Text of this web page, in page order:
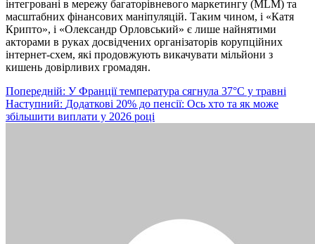
інтегровані в мережу багаторівневого маркетингу (MLM) та
масштабних фінансових маніпуляцій. Таким чином, і «Катя
Крипто», і «Олександр Орловський» є лише найнятими
акторами в руках досвідчених організаторів корупційних
інтернет-схем, які продовжують викачувати мільйони з
кишень довірливих громадян.
Навігація
записів
Попередній: У Франції температура сягнула 37°C у травні
Наступний: Додаткові 20% до пенсії: Ось хто та як може
збільшити виплати у 2026 році